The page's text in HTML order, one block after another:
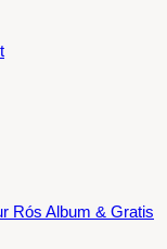
Rós Album & Gratis